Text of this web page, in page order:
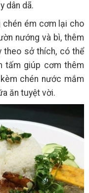
dân dã.
chén ém cơm lại cho
nướng và bì, thêm
theo sở thích, có thể
tấm giúp cơm thêm
chén nước mắm
ăn tuyệt vời.